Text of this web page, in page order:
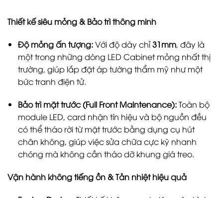
Thiết kế siêu mỏng & Bảo trì thông minh
Độ mỏng ấn tượng:Với độ dày chỉ31mm, đây là
một trong những dòng LED Cabinet mỏng nhất thị
trường, giúp lắp đặt áp tường thẩm mỹ như một
bức tranh điện tử.
Bảo trì mặt trước (Full Front Maintenance):Toàn bộ
module LED, card nhận tín hiệu và bộ nguồn đều
có thể tháo rời từ mặt trước bằng dụng cụ hút
chân không, giúp việc sửa chữa cực kỳ nhanh
chóng mà không cần tháo dỡ khung giá treo.
Vận hành không tiếng ồn & Tản nhiệt hiệu quả